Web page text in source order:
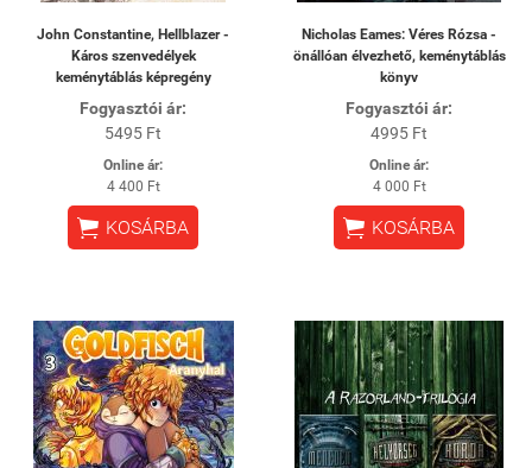
John Constantine, Hellblazer -
Káros szenvedélyek
keménytáblás képregény
Fogyasztói ár:
5495 Ft
Online ár:
4 400 Ft
 KOSÁRBA
Nicholas Eames: Véres Rózsa -
önállóan élvezhető, keménytáblás
könyv
Fogyasztói ár:
4995 Ft
Online ár:
4 000 Ft
 KOSÁRBA